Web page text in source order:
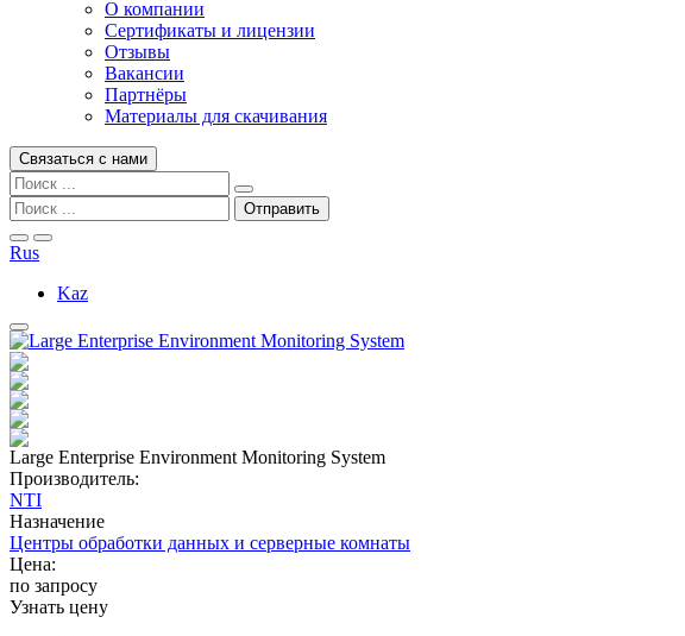
О компании
Сертификаты и лицензии
Отзывы
Вакансии
Партнёры
Материалы для скачивания
Связаться с нами
Rus
Kaz
Large Enterprise Environment Monitoring System
Производитель:
NTI
Назначение
Центры обработки данных и серверные комнаты
Цена:
по запросу
Узнать цену